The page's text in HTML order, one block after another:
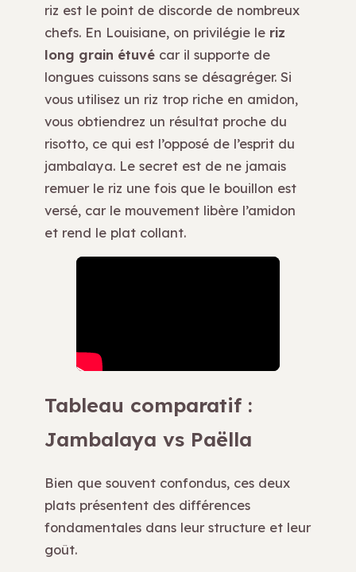
riz est le point de discorde de nombreux
chefs. En Louisiane, on privilégie le riz
long grain étuvé car il supporte de
longues cuissons sans se désagréger. Si
vous utilisez un riz trop riche en amidon,
vous obtiendrez un résultat proche du
risotto, ce qui est l’opposé de l’esprit du
jambalaya. Le secret est de ne jamais
remuer le riz une fois que le bouillon est
versé, car le mouvement libère l’amidon
et rend le plat collant.
Tableau comparatif :
Jambalaya vs Paëlla
Bien que souvent confondus, ces deux
plats présentent des différences
fondamentales dans leur structure et leur
goût.